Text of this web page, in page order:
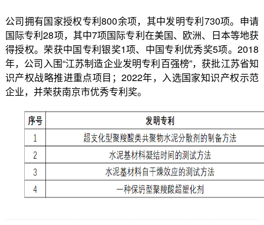
公司拥有国家授权专利800余项，其中发明专利730项。申请
国际专利28项，其中7项国际专利在美国、欧洲、日本等地获
得授权。荣获中国专利银奖1项、中国专利优秀奖5项。2018
年，公司入围“江苏制造企业发明专利百强榜”，获批江苏省知
识产权战略推进重点项目；2022年，入选国家知识产权示范
企业，并荣获南京市优秀专利奖。